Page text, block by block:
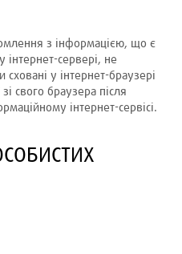
з інформацією, що є
сервері, не
у інтернет-браузері
свого браузера після
інтернет-сервісі.